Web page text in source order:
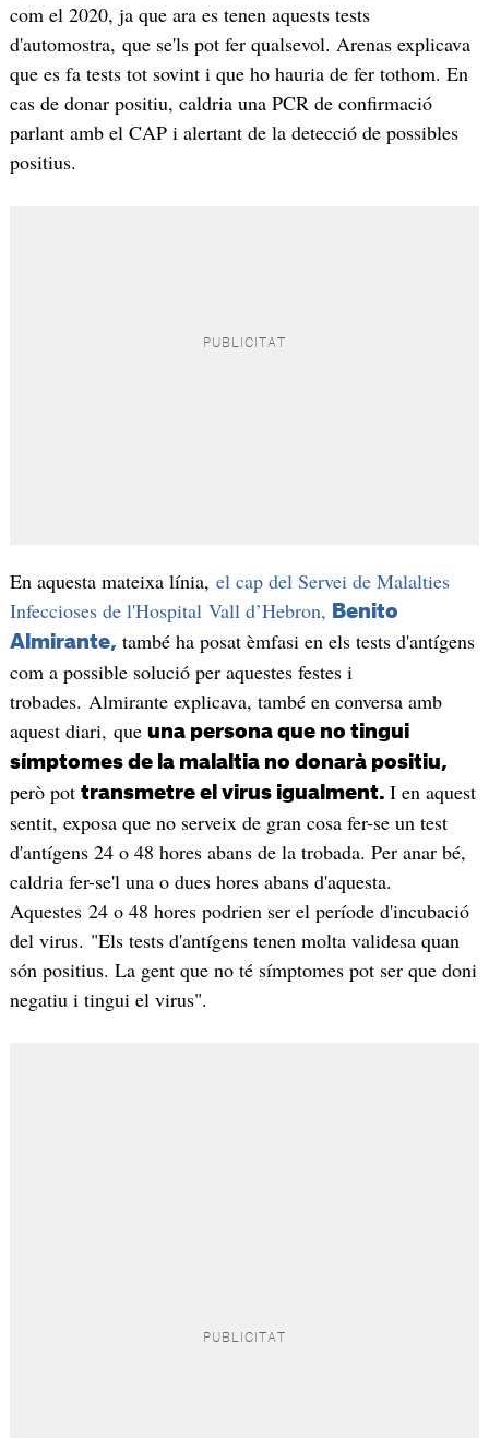
com el 2020, ja que ara es tenen aquests tests
d'automostra, que se'ls pot fer qualsevol. Arenas explicava
que es fa tests tot sovint i que ho hauria de fer tothom. En
cas de donar positiu, caldria una PCR de confirmació
parlant amb el CAP i alertant de la detecció de possibles
positius.
En aquesta mateixa línia, el cap del Servei de Malalties
Infeccioses de l'Hospital Vall d’Hebron,
Benito
Almirante, també ha posat èmfasi en els tests d'antígens
com a possible solució per aquestes festes i
trobades. Almirante explicava, també en conversa amb
aquest diari, que una persona que no tingui
símptomes de la malaltia no donarà positiu,
però pot transmetre el virus igualment. I en aquest
sentit, exposa que no serveix de gran cosa fer-se un test
d'antígens 24 o 48 hores abans de la trobada. Per anar bé,
caldria fer-se'l una o dues hores abans d'aquesta.
Aquestes 24 o 48 hores podrien ser el període d'incubació
del virus. "Els tests d'antígens tenen molta validesa quan
són positius. La gent que no té símptomes pot ser que doni
negatiu i tingui el virus".